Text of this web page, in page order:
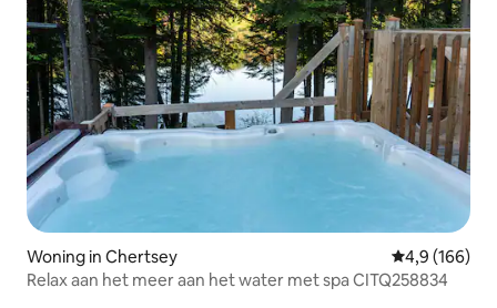
Woning in Chertsey Gemiddelde
4,9 (166)
Relax aan het meer aan het water met spa CITQ258834